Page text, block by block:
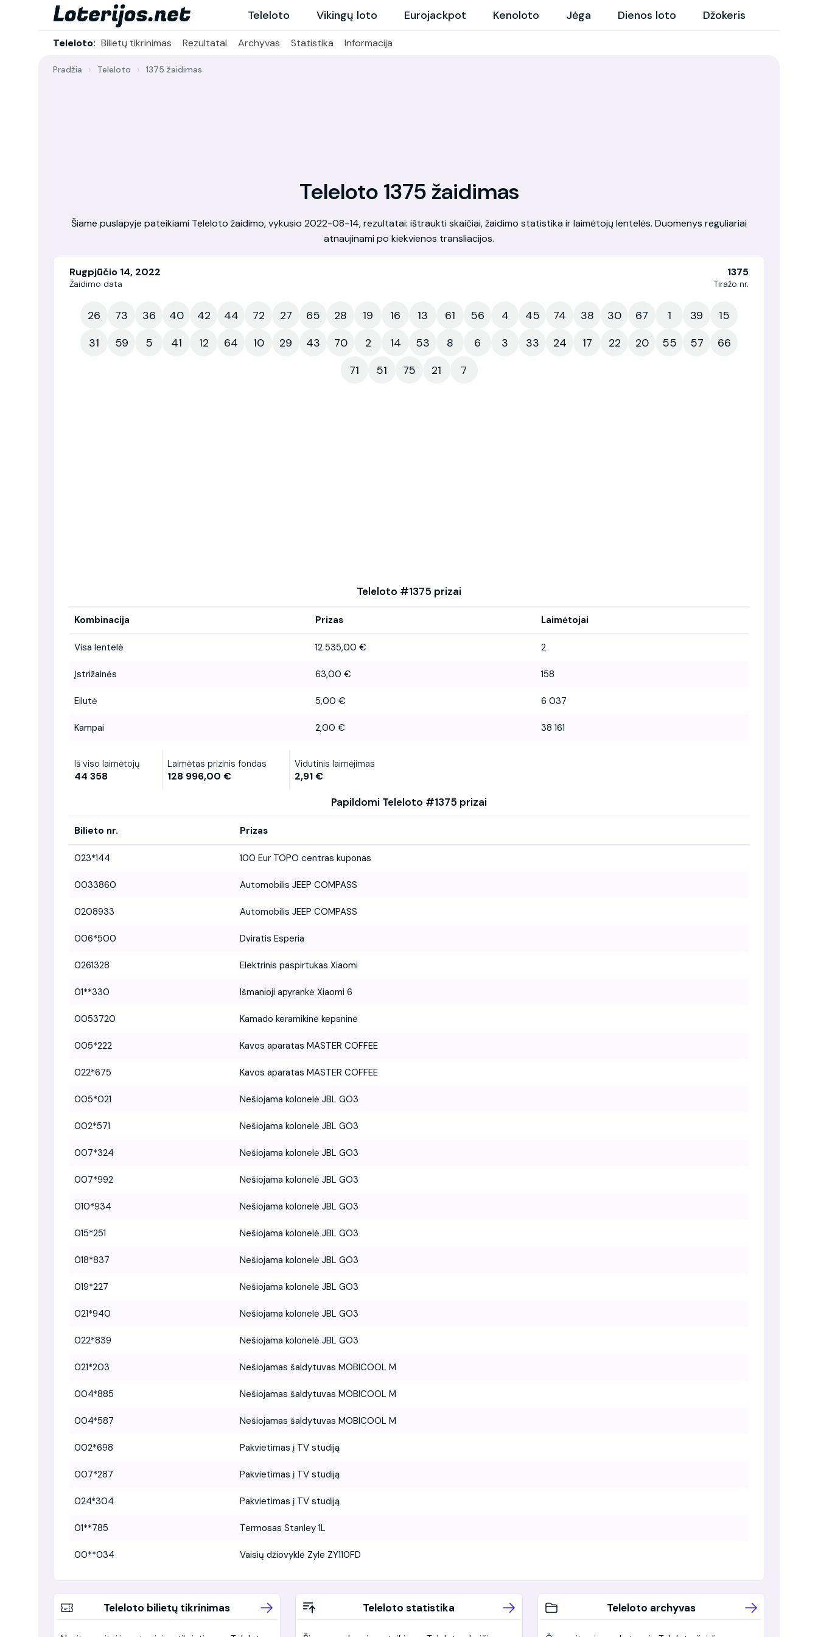
Teleloto Vikingų loto Eurojackpot Kenoloto Jėga Dienos loto Džokeris
Teleloto: Bilietų tikrinimas Rezultatai Archyvas Statistika Informacija
Pradžia Teleloto 1375 žaidimas
Teleloto 1375 žaidimas
Šiame puslapyje pateikiami Teleloto žaidimo, vykusio 2022-08-14, rezultatai: ištraukti skaičiai, žaidimo statistika ir laimėtojų lentelės. Duomenys reguliariai
atnaujinami po kiekvienos transliacijos.
Rugpjūčio 14, 2022
Žaidimo data
1375
Tiražo nr.
26 73 36 40 42 44 72 27 65 28 19 16 13 61 56 4 45 74 38 30 67 1 39
15
31
59 5 41 12 64 10 29 43 70 2 14 53 8 6 3 33 24 17 22 20 55 57
66
71
51 75 21 7
Teleloto #1375 prizai
Kombinacija Prizas Laimėtojai
Visa lentelė 12 535,00 € 2
Įstrižainės 63,00 € 158
Eilutė 5,00 € 6 037
Kampai 2,00 € 38 161
Iš viso laimėtojų
44 358
Laimėtas prizinis fondas
128 996,00 €
Vidutinis laimėjimas
2,91 €
Papildomi Teleloto #1375 prizai
Bilieto nr. Prizas
023*144 100 Eur TOPO centras kuponas
0033860 Automobilis JEEP COMPASS
0208933 Automobilis JEEP COMPASS
006*500 Dviratis Esperia
0261328 Elektrinis paspirtukas Xiaomi
01**330 Išmanioji apyrankė Xiaomi 6
0053720 Kamado keramikinė kepsninė
005*222 Kavos aparatas MASTER COFFEE
022*675 Kavos aparatas MASTER COFFEE
005*021 Nešiojama kolonelė JBL GO3
002*571 Nešiojama kolonelė JBL GO3
007*324 Nešiojama kolonelė JBL GO3
007*992 Nešiojama kolonelė JBL GO3
010*934 Nešiojama kolonelė JBL GO3
015*251 Nešiojama kolonelė JBL GO3
018*837 Nešiojama kolonelė JBL GO3
019*227 Nešiojama kolonelė JBL GO3
021*940 Nešiojama kolonelė JBL GO3
022*839 Nešiojama kolonelė JBL GO3
021*203 Nešiojamas šaldytuvas MOBICOOL M
004*885 Nešiojamas šaldytuvas MOBICOOL M
004*587 Nešiojamas šaldytuvas MOBICOOL M
002*698 Pakvietimas į TV studiją
007*287 Pakvietimas į TV studiją
024*304 Pakvietimas į TV studiją
01**785 Termosas Stanley 1L
00**034 Vaisių džiovyklė Zyle ZY110FD
Teleloto bilietų tikrinimas Teleloto statistika Teleloto archyvas